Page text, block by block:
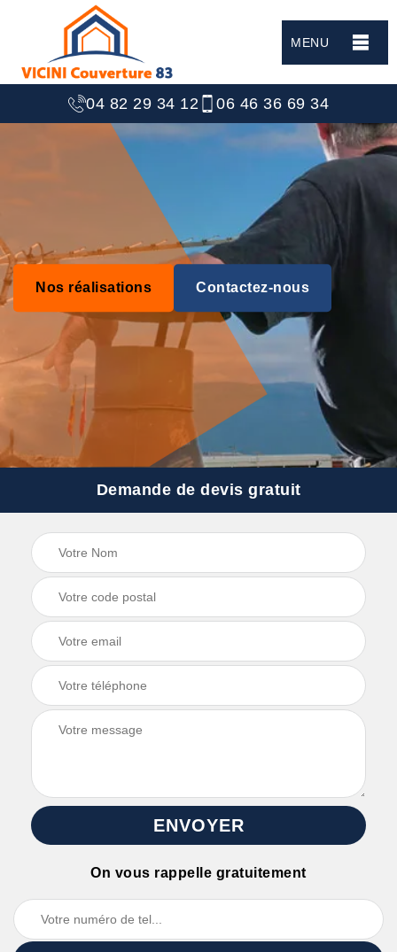
MENU
04 82 29 34 12 06 46 36 69 34
Nos réalisations Contactez-nous
Demande de devis gratuit
On vous rappelle gratuitement